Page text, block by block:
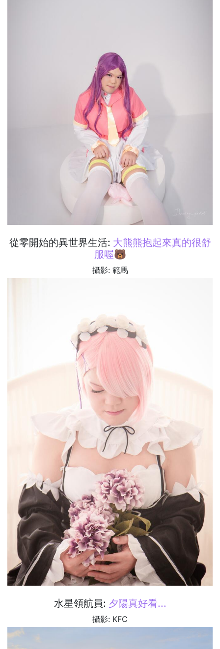
從零開始的異世界生活: 大熊熊抱起來真的很舒
服喔🐻
攝影: 範馬
水星領航員: 夕陽真好看...
攝影: KFC